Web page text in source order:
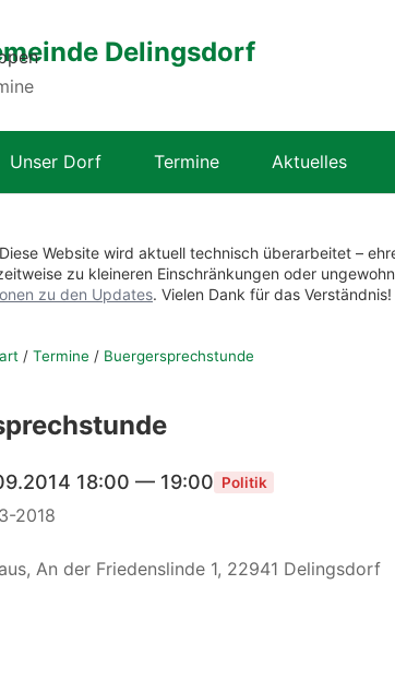
Delingsdorf
Unser Dorf Termine Aktuelles
Website wird aktuell technisch überarbeitet –
zu kleineren Einschränkungen oder
zu den Updates. Vielen Dank für das Verständnis!
/ Termine / Buergersprechstunde
18:00 — 19:00 Politik
2018
An der Friedenslinde 1, 22941 Delingsdorf